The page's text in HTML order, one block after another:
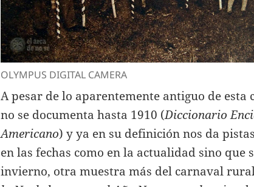
OLYMPUS DIGITAL CAMERA
A pesar de lo aparentemente antiguo de esta
no se documenta hasta 1910 (Diccionario
Americano) y ya en su definición nos da
en las fechas como en la actualidad sino
invierno, otra muestra más del carnaval